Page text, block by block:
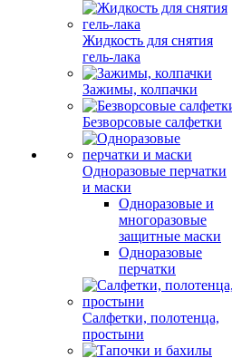
Жидкость для снятия
гель-лака
Зажимы, колпачки
Безворсовые салфетки
Одноразовые перчатки
и маски
Одноразовые и
многоразовые
защитные маски
Одноразовые
перчатки
Салфетки, полотенца,
простыни